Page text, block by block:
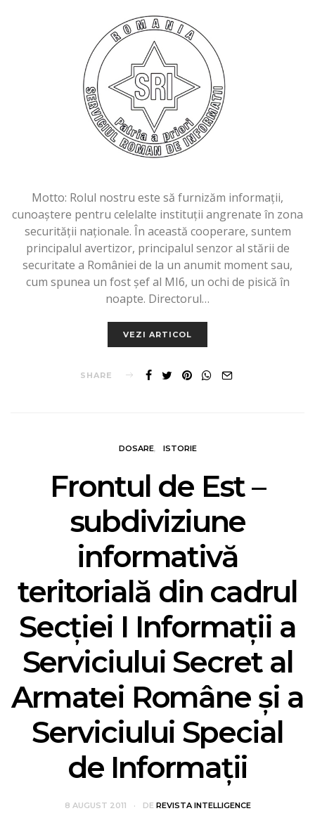
Motto: Rolul nostru este să furnizăm informaţii,
cunoaştere pentru celelalte instituţii angrenate în zona
securităţii naţionale. În această cooperare, suntem
principalul avertizor, principalul senzor al stării de
securitate a României de la un anumit moment sau,
cum spunea un fost şef al MI6, un ochi de pisică în
noapte. Directorul…
VEZI ARTICOL
SHARE
DOSARE ISTORIE
Frontul de Est –
subdiviziune
informativă
teritorială din cadrul
Secției I Informații a
Serviciului Secret al
Armatei Române și a
Serviciului Special
de Informații
8 AUGUST 2011 DE REVISTA INTELLIGENCE